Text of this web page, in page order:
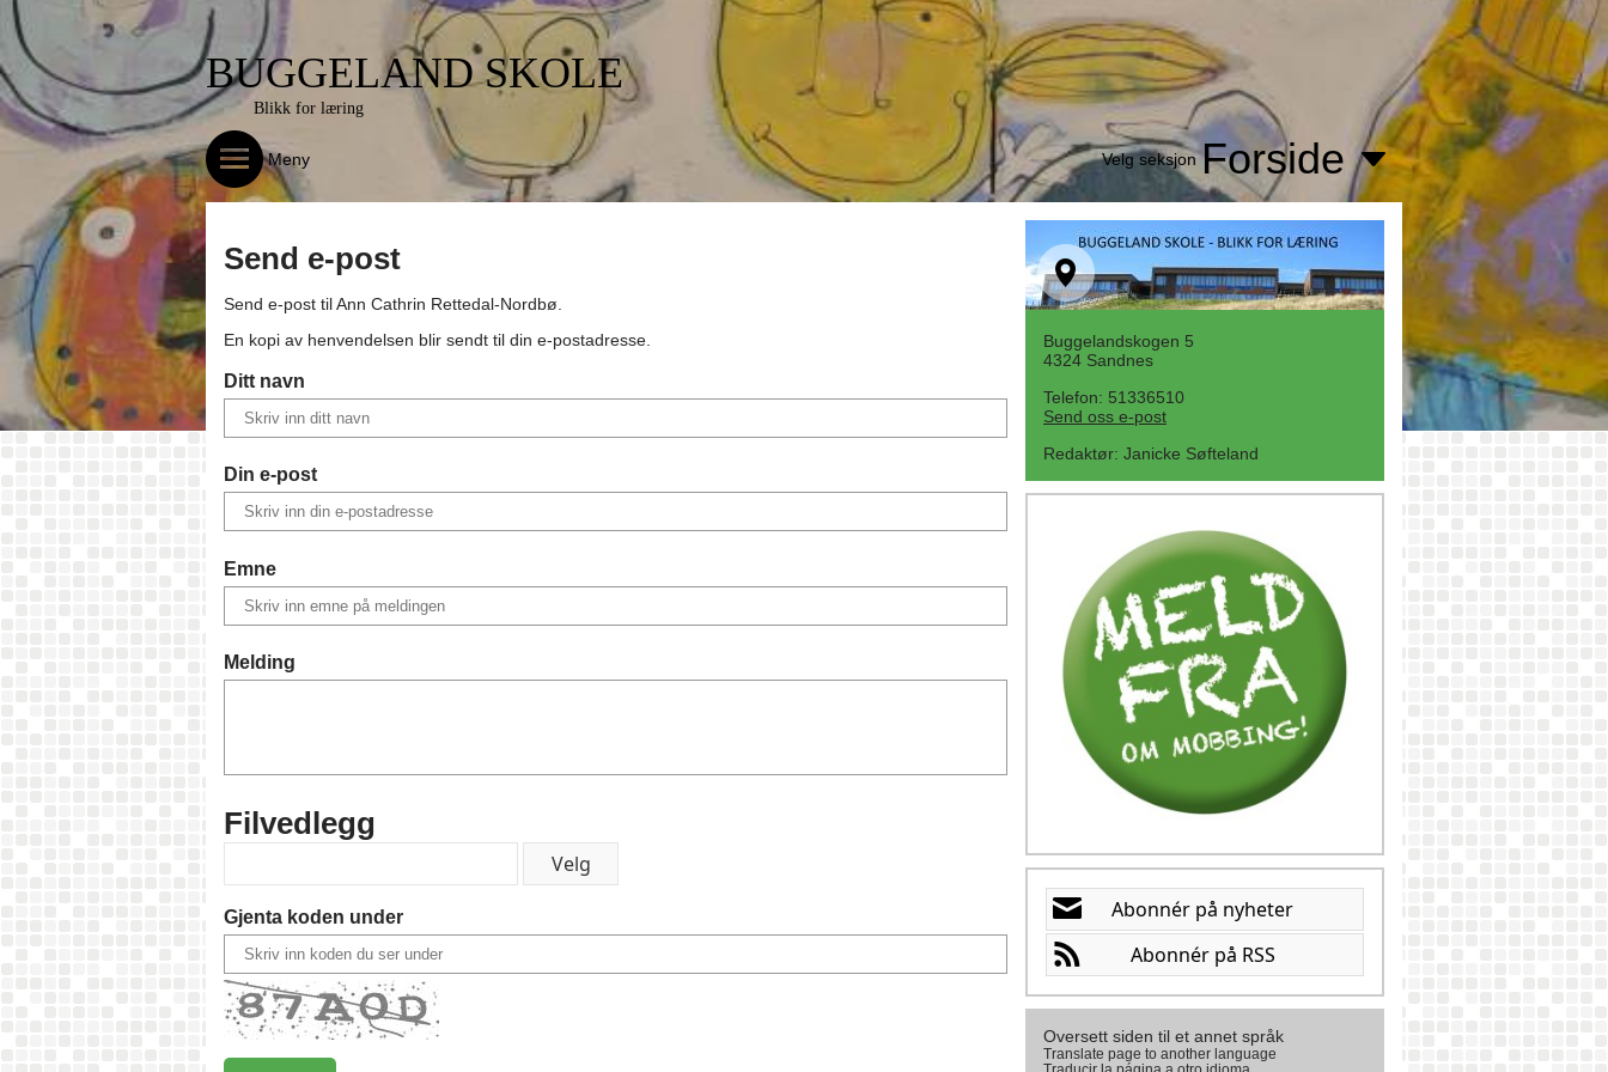
BUGGELAND SKOLE
Blikk for læring
Meny Velg seksjon Forside
Buggelandskogen 5
4324 Sandnes
Telefon: 51336510
Send oss e-post
Redaktør: Janicke Søfteland
Oversett siden til et annet språk
Translate page to another language
Send e-post
Send e-post tilAnn Cathrin Rettedal-Nordbø.
En kopi av henvendelsen blir sendt til din e-postadresse.
Ditt navn
Din e-post
Emne
Melding
Filvedlegg
Gjenta koden under